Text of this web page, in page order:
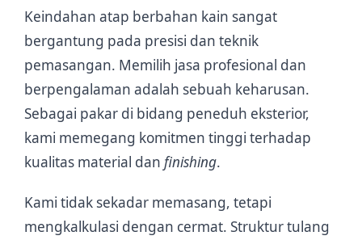
Keindahan atap berbahan kain sangat
bergantung pada presisi dan teknik
pemasangan. Memilih jasa profesional dan
berpengalaman adalah sebuah keharusan.
Sebagai pakar di bidang peneduh eksterior,
kami memegang komitmen tinggi terhadap
kualitas material dan finishing.
Kami tidak sekadar memasang, tetapi
mengkalkulasi dengan cermat. Struktur tulang